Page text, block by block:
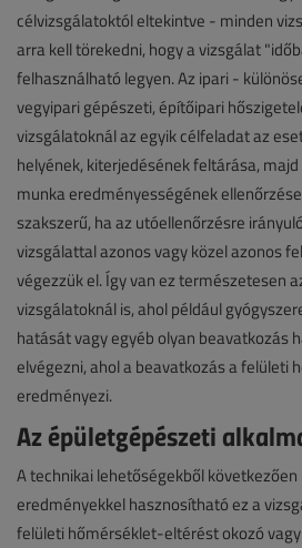
célvizsgálatoktól eltekintve - minden
arra kell törekedni, hogy a vizsgálat
felhasználható legyen. Az ipari -
vegyipari gépészeti, építőipari
vizsgálatoknál az egyik célfeladat az
helyének, kiterjedésének feltárása,
munka eredményességének
szakszerű, ha az utóellenőrzésre
vizsgálattal azonos vagy közel azonos
végezzük el. Így van ez természetesen
vizsgálatoknál is, ahol például
hatását vagy egyéb olyan beavatkozás
elvégezni, ahol a beavatkozás a felületi
eredményezi.
Az épületgépészeti
A technikai lehetőségekből
eredményekkel hasznosítható ez a
felületi hőmérséklet-eltérést okozó